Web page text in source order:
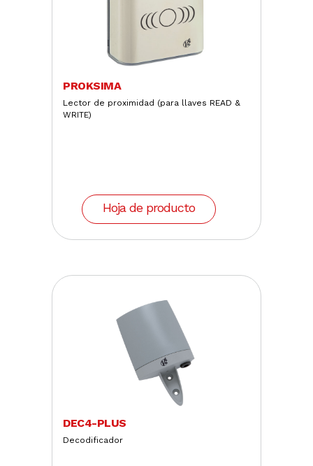
PROKSIMA
Lector de proximidad (para llaves READ &
WRITE)
Hoja de producto
DEC4-PLUS
Decodificador